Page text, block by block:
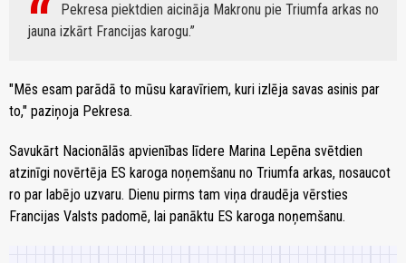
Pekresa piektdien aicināja Makronu pie Triumfa arkas no
jauna izkārt Francijas karogu.
"Mēs esam parādā to mūsu karavīriem, kuri izlēja savas asinis par
to," paziņoja Pekresa.
Savukārt Nacionālās apvienības līdere Marina Lepēna svētdien
atzinīgi novērtēja ES karoga noņemšanu no Triumfa arkas, nosaucot
ro par labējo uzvaru. Dienu pirms tam viņa draudēja vērsties
Francijas Valsts padomē, lai panāktu ES karoga noņemšanu.